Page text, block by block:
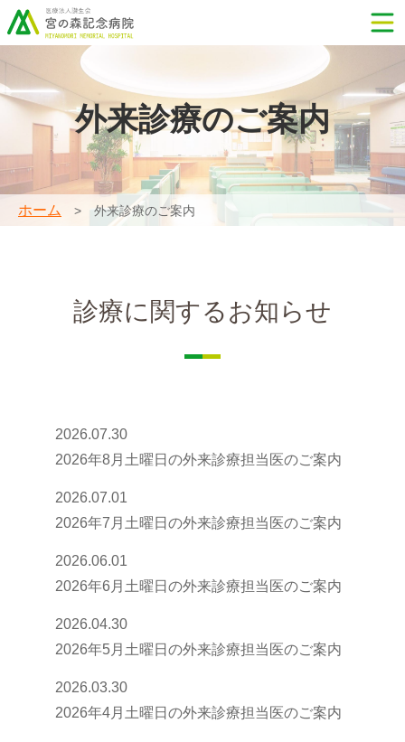
外来診療のご案内
ホーム 外来診療のご案内
診療に関するお知らせ
2026.07.30
2026年8月土曜日の外来診療担当医のご案内
2026.07.01
2026年7月土曜日の外来診療担当医のご案内
2026.06.01
2026年6月土曜日の外来診療担当医のご案内
2026.04.30
2026年5月土曜日の外来診療担当医のご案内
2026.03.30
2026年4月土曜日の外来診療担当医のご案内